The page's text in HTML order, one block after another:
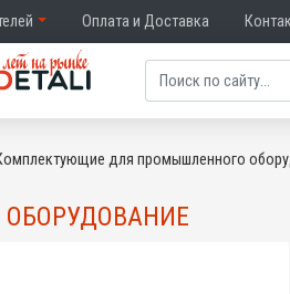
Оплата и Доставка
для промышленного
ОБОРУДОВАНИЕ